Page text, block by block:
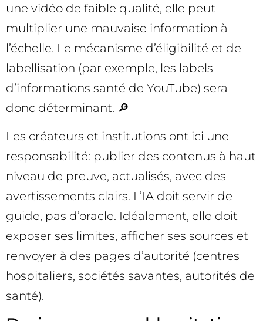
une vidéo de faible qualité, elle peut
multiplier une mauvaise information à
l’échelle. Le mécanisme d’éligibilité et de
labellisation (par exemple, les labels
d’informations santé de YouTube) sera
donc déterminant. 🔎
Les créateurs et institutions ont ici une
responsabilité: publier des contenus à haut
niveau de preuve, actualisés, avec des
avertissements clairs. L’IA doit servir de
guide, pas d’oracle. Idéalement, elle doit
exposer ses limites, afficher ses sources et
renvoyer à des pages d’autorité (centres
hospitaliers, sociétés savantes, autorités de
santé).